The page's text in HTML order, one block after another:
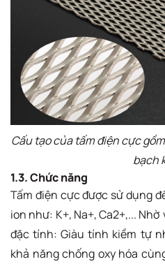
Cấu tạo của tấm điện cực
bạch
1.3. Chức năng
Tấm điện cực được sử dụng
ion như: K+, Na+, Ca2+,...
đặc tính: Giàu tính kiềm tự
khả năng chống oxy hóa